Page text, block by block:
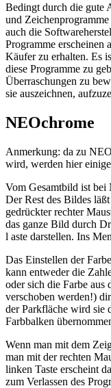
Bedingt durch die gute
und
auch die
Programme erscheinen
Käufer zu erhalten. Es
diese Programme zu
Überraschungen zu
sie auszeichnen,
NEOchrome
Anmerkung: da zu
wird, werden hier
Vom Gesamtbild ist bei
Der Rest des Bildes
gedrückter rechter
das ganze Bild durch
l aste darstellen. Ins
Das Einstellen der
kann entweder die
oder sich die Farbe aus
verschoben werden!)
der Parkfläche wird sie
Farbbalken
Wenn man mit dem
man mit der rechten
linken Taste erscheint
zum Verlassen des